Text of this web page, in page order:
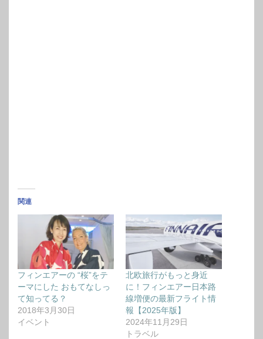
関連
フィンエアーの “桜”をテ
ーマにした おもてなしっ
て知ってる？
2018年3月30日
イベント
北欧旅行がもっと身近
に！フィンエアー日本路
線増便の最新フライト情
報【2025年版】
2024年11月29日
トラベル